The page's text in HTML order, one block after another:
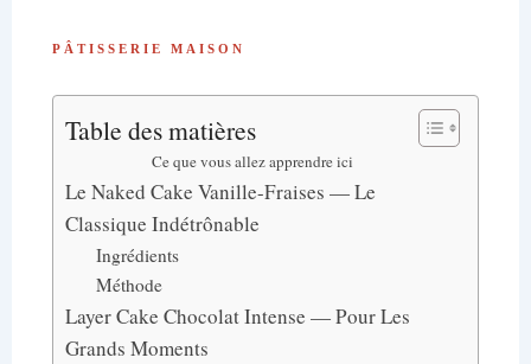
PÂTISSERIE MAISON
Table des matières
Ce que vous allez apprendre ici
Le Naked Cake Vanille-Fraises — Le
Classique Indétrônable
Ingrédients
Méthode
Layer Cake Chocolat Intense — Pour Les
Grands Moments